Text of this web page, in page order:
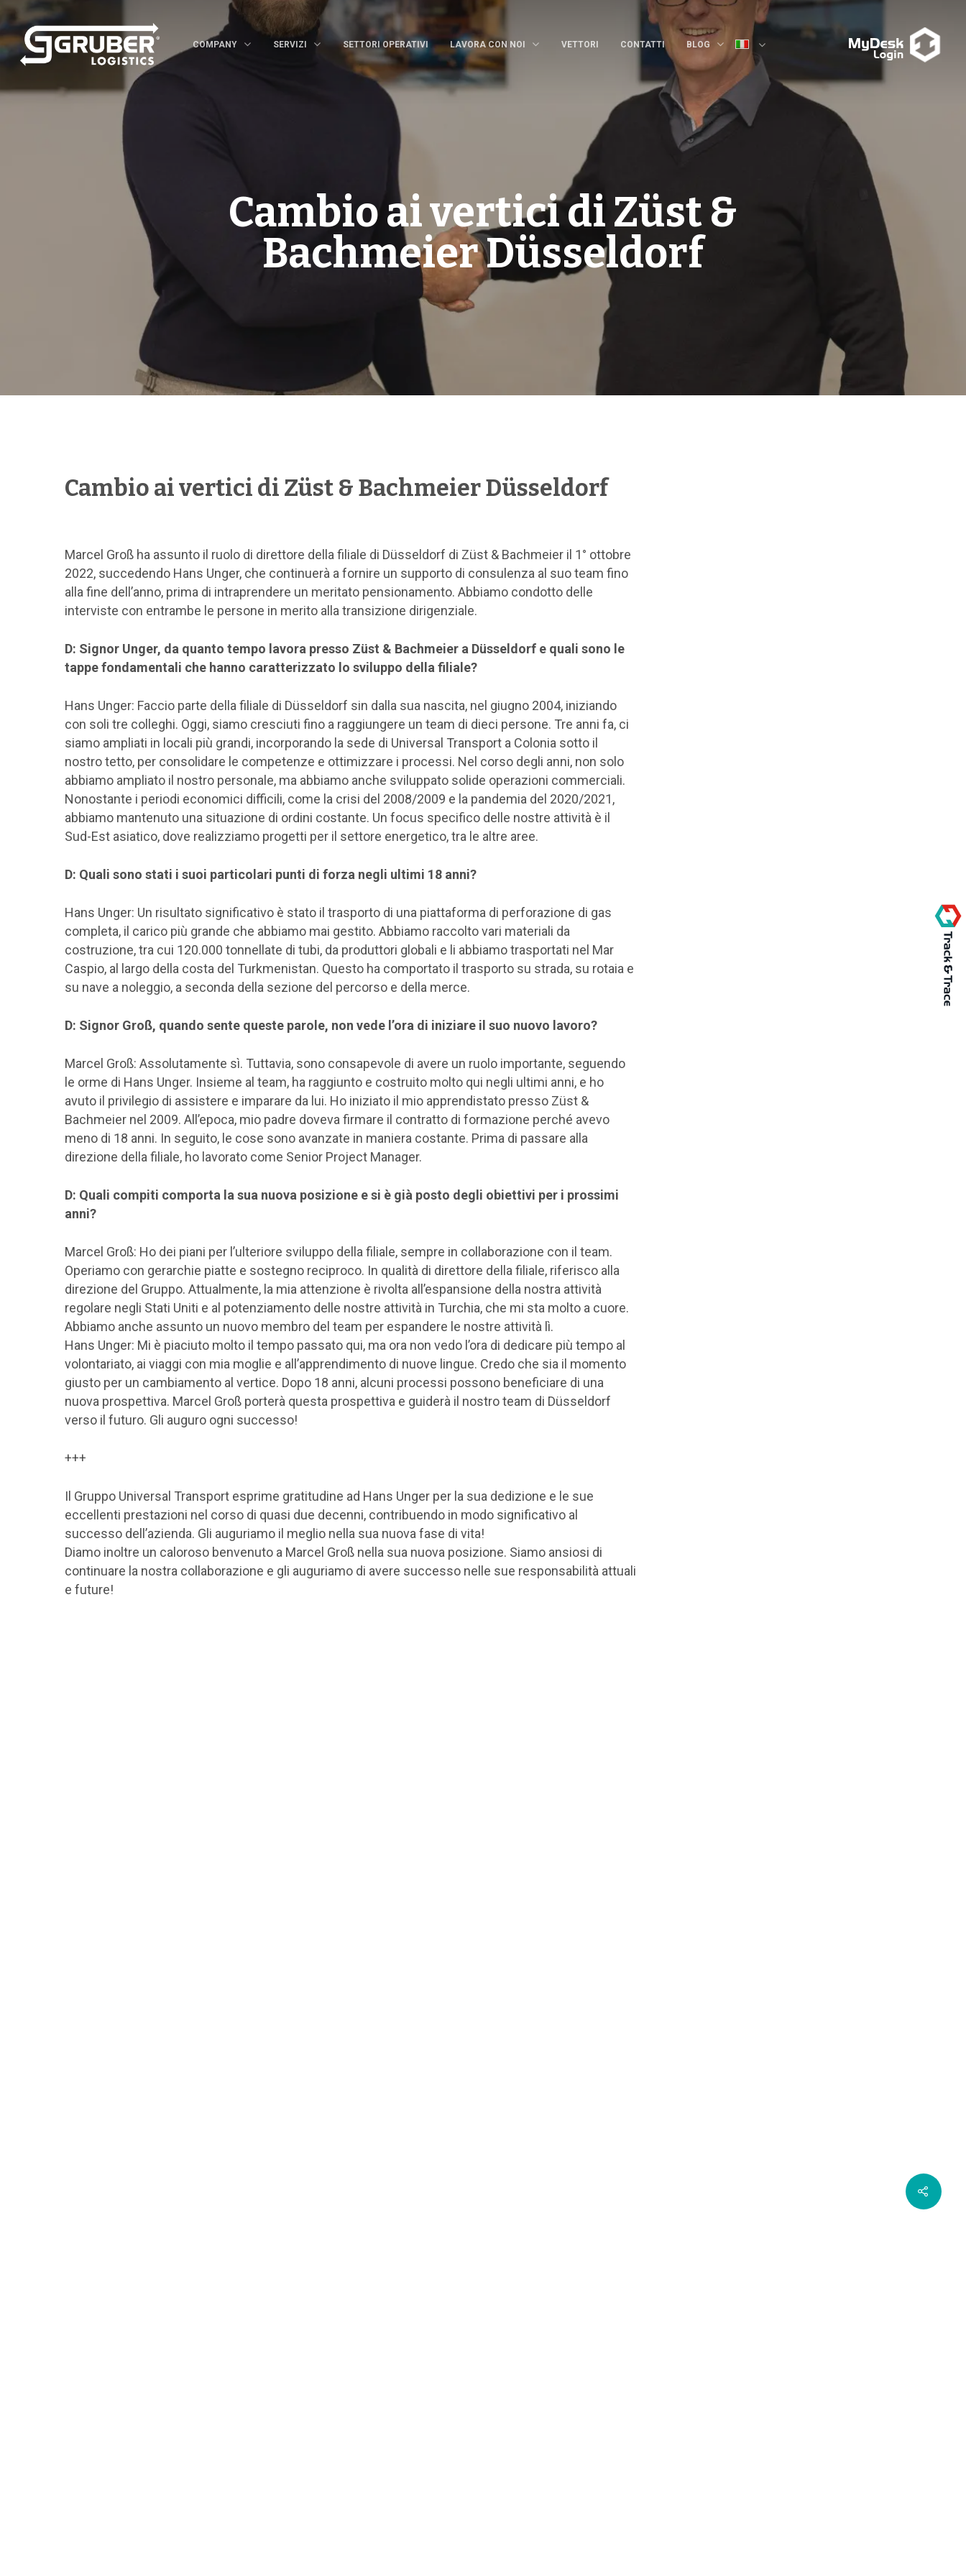
COMPANY SERVIZI SETTORI OPERATIVI LAVORA CON NOI VETTORI CONTATTI BLOG
Cambio ai vertici di Züst &
Bachmeier Düsseldorf
Cambio ai vertici di Züst & Bachmeier Düsseldorf
Marcel Groß ha assunto il ruolo di direttore della filiale di Düsseldorf di Züst & Bachmeier il 1° ottobre
2022, succedendo Hans Unger, che continuerà a fornire un supporto di consulenza al suo team fino
alla fine dell’anno, prima di intraprendere un meritato pensionamento. Abbiamo condotto delle
interviste con entrambe le persone in merito alla transizione dirigenziale.
D: Signor Unger, da quanto tempo lavora presso Züst & Bachmeier a Düsseldorf e quali sono le
tappe fondamentali che hanno caratterizzato lo sviluppo della filiale?
Hans Unger: Faccio parte della filiale di Düsseldorf sin dalla sua nascita, nel giugno 2004, iniziando
con soli tre colleghi. Oggi, siamo cresciuti fino a raggiungere un team di dieci persone. Tre anni fa, ci
siamo ampliati in locali più grandi, incorporando la sede di Universal Transport a Colonia sotto il
nostro tetto, per consolidare le competenze e ottimizzare i processi. Nel corso degli anni, non solo
abbiamo ampliato il nostro personale, ma abbiamo anche sviluppato solide operazioni commerciali.
Nonostante i periodi economici difficili, come la crisi del 2008/2009 e la pandemia del 2020/2021,
abbiamo mantenuto una situazione di ordini costante. Un focus specifico delle nostre attività è il
Sud-Est asiatico, dove realizziamo progetti per il settore energetico, tra le altre aree.
D: Quali sono stati i suoi particolari punti di forza negli ultimi 18 anni?
Hans Unger: Un risultato significativo è stato il trasporto di una piattaforma di perforazione di gas
completa, il carico più grande che abbiamo mai gestito. Abbiamo raccolto vari materiali da
costruzione, tra cui 120.000 tonnellate di tubi, da produttori globali e li abbiamo trasportati nel Mar
Caspio, al largo della costa del Turkmenistan. Questo ha comportato il trasporto su strada, su rotaia e
su nave a noleggio, a seconda della sezione del percorso e della merce.
D: Signor Groß, quando sente queste parole, non vede l’ora di iniziare il suo nuovo lavoro?
Marcel Groß: Assolutamente sì. Tuttavia, sono consapevole di avere un ruolo importante, seguendo
le orme di Hans Unger. Insieme al team, ha raggiunto e costruito molto qui negli ultimi anni, e ho
avuto il privilegio di assistere e imparare da lui. Ho iniziato il mio apprendistato presso Züst &
Bachmeier nel 2009. All’epoca, mio padre doveva firmare il contratto di formazione perché avevo
meno di 18 anni. In seguito, le cose sono avanzate in maniera costante. Prima di passare alla
direzione della filiale, ho lavorato come Senior Project Manager.
D: Quali compiti comporta la sua nuova posizione e si è già posto degli obiettivi per i prossimi
anni?
Marcel Groß: Ho dei piani per l’ulteriore sviluppo della filiale, sempre in collaborazione con il team.
Operiamo con gerarchie piatte e sostegno reciproco. In qualità di direttore della filiale, riferisco alla
direzione del Gruppo. Attualmente, la mia attenzione è rivolta all’espansione della nostra attività
regolare negli Stati Uniti e al potenziamento delle nostre attività in Turchia, che mi sta molto a cuore.
Abbiamo anche assunto un nuovo membro del team per espandere le nostre attività lì.
Hans Unger: Mi è piaciuto molto il tempo passato qui, ma ora non vedo l’ora di dedicare più tempo al
volontariato, ai viaggi con mia moglie e all’apprendimento di nuove lingue. Credo che sia il momento
giusto per un cambiamento al vertice. Dopo 18 anni, alcuni processi possono beneficiare di una
nuova prospettiva. Marcel Groß porterà questa prospettiva e guiderà il nostro team di Düsseldorf
verso il futuro. Gli auguro ogni successo!
+++
Il Gruppo Universal Transport esprime gratitudine ad Hans Unger per la sua dedizione e le sue
eccellenti prestazioni nel corso di quasi due decenni, contribuendo in modo significativo al
successo dell’azienda. Gli auguriamo il meglio nella sua nuova fase di vita!
Diamo inoltre un caloroso benvenuto a Marcel Groß nella sua nuova posizione. Siamo ansiosi di
continuare la nostra collaborazione e gli auguriamo di avere successo nelle sue responsabilità attuali
e future!